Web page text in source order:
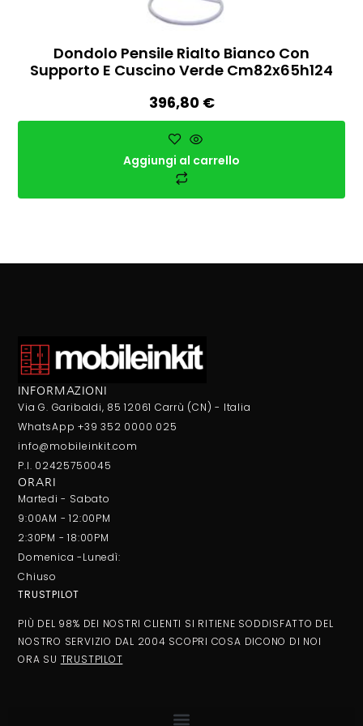
Dondolo Pensile Rialto Bianco Con
Supporto E Cuscino Verde Cm82x65h124
396,80 €
Aggiungi al carrello
INFORMAZIONI
Via G. Garibaldi, 85 12061 Carrù (CN) - Italia
WhatsApp +39 352 0000 025
info@mobileinkit.com
P.I. 02425750045
ORARI
Martedi - Sabato
9:00AM - 12:00PM
2:30PM - 18:00PM
Domenica -Lunedì:
Chiuso
TRUSTPILOT
PIÙ DEL 98% DEI NOSTRI CLIENTI SI RITIENE SODDISFATTO DEL
NOSTRO SERVIZIO DAL 2004 SCOPRI COSA DICONO DI NOI
ORA SU TRUSTPILOT